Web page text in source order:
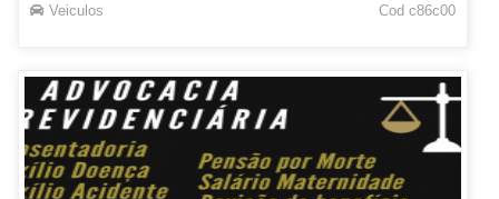
Veiculos Cod c86c00